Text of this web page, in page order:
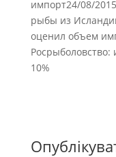
импорт24/08/
рыбы из
оценил объем
Росрыболовство:
10%